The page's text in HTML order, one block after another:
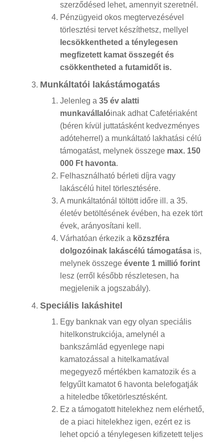
szerződésed lehet, amennyit szeretnél.
Pénzügyeid okos megtervezésével
törlesztési tervet készíthetsz, mellyel
lecsökkentheted a ténylegesen
megfizetett kamat összegét és
csökkentheted a futamidőt is.
Munkáltatói lakástámogatás
Jelenleg a 35 év alatti
munkavállalóinak adhat Cafetériaként
(béren kívül juttatásként kedvezményes
adóteherrel) a munkáltató lakhatási célú
támogatást, melynek összege max. 150
000 Ft havonta.
Felhasználható bérleti díjra vagy
lakáscélú hitel törlesztésére.
A munkáltatónál töltött időre ill. a 35.
életév betöltésének évében, ha ezek tört
évek, arányosítani kell.
Várhatóan érkezik a közszféra
dolgozóinak lakáscélú támogatása is,
melynek összege évente 1 millió forint
lesz (erről később részletesen, ha
megjelenik a jogszabály).
Speciális lakáshitel
Egy banknak van egy olyan speciális
hitelkonstrukciója, amelynél a
bankszámlád egyenlege napi
kamatozással a hitelkamatával
megegyező mértékben kamatozik és a
felgyűlt kamatot 6 havonta belefogatják
a hiteledbe tőketörlesztésként.
Ez a támogatott hitelekhez nem elérhető,
de a piaci hitelekhez igen, ezért ez is
lehet opció a ténylegesen kifizetett teljes